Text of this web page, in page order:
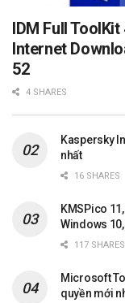
IDM Full
Internet
52
4 SHARES
Kaspersky
nhất
16 SHARES
KMSPico
Windows
117 SHARES
Microsoft
quyền mới